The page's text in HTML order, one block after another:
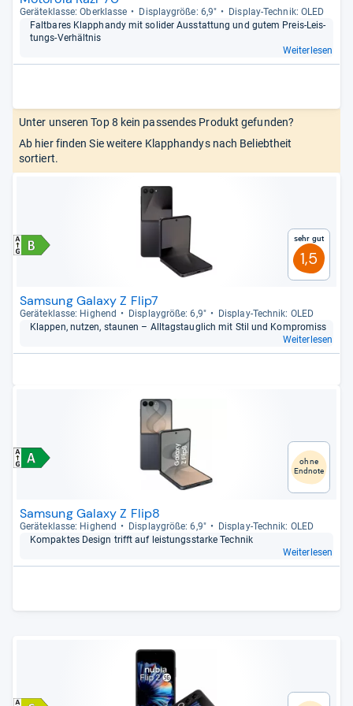
Gerä­te­klasse: Ober­klasse Dis­play­größe: 6,9"
Dis­play-​Tech­nik: OLED
Falt­ba­res Klapp­handy mit soli­der Aus­stat­tung und gutem Preis-​Leis­
tungs-​Ver­hält­nis
Weiterlesen
Unter unseren Top 8 kein passendes Produkt gefunden?
Ab hier finden Sie weitere Klapphandys nach Beliebtheit
sortiert.
Sehr gut
1,5
Samsung Galaxy Z Flip7
Gerä­te­klasse: Hig­hend Dis­play­größe: 6,9"
Dis­play-​Tech­nik: OLED
Klap­pen, nut­zen, stau­nen – All­tags­taug­lich mit Stil und Kom­pro­miss
Weiterlesen
ohne
Endnote
Samsung Galaxy Z Flip8
Gerä­te­klasse: Hig­hend Dis­play­größe: 6,9"
Dis­play-​Tech­nik: OLED
Kom­pak­tes Design trifft auf leis­tungs­starke Tech­nik
Weiterlesen